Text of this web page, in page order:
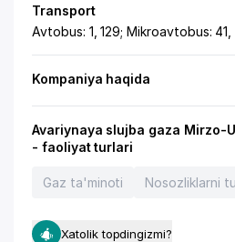
Transport
Avtobus: 1, 129; Mikroavtobus: 41,
Kompaniya haqida
Avariynaya slujba gaza Mirzo-
- faoliyat turlari
Gaz ta'minoti Nosozliklarni
Xatolik topdingizmi?